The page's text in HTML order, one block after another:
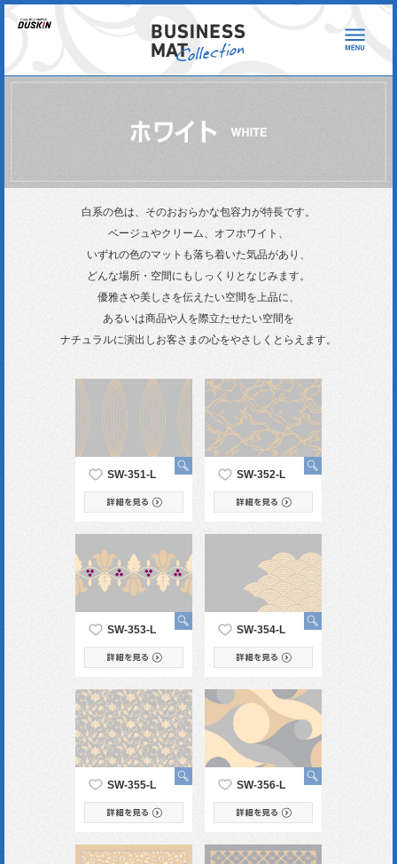
白系の色は、そのおおらかな包容力が特長です。
ベージュやクリーム、オフホワイト、
いずれの色のマットも落ち着いた気品があり、
どんな場所・空間にもしっくりとなじみます。
優雅さや美しさを伝えたい空間を上品に、
あるいは商品や人を際立たせたい空間を
ナチュラルに演出し お客さまの心をやさしくとらえます。
SW-351-L SW-352-L
SW-353-L SW-354-L
SW-355-L SW-356-L